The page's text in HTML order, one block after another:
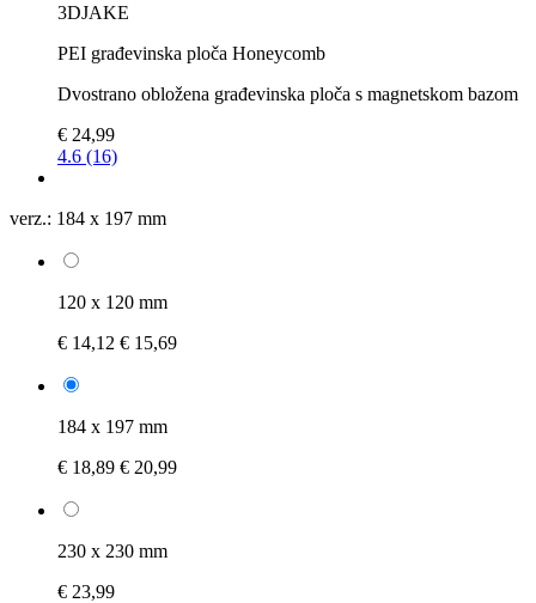
3DJAKE
PEI građevinska ploča Honeycomb
Dvostrano obložena građevinska ploča s magnetskom bazom
€ 24,99
4.6 (16)
verz.: 184 x 197 mm
120 x 120 mm
€ 14,12 € 15,69
184 x 197 mm
€ 18,89 € 20,99
230 x 230 mm
€ 23,99